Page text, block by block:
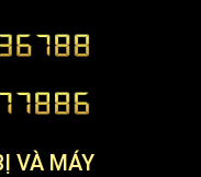
VÀ MÁY